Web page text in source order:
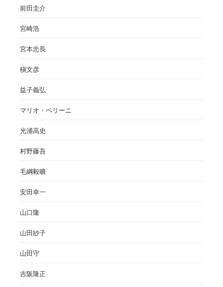
前田圭介
宮崎浩
宮本忠長
槇文彦
益子義弘
マリオ・ベリーニ
光浦高史
村野藤吾
毛綱毅曠
安田幸一
山口隆
山田紗子
山田守
吉阪隆正